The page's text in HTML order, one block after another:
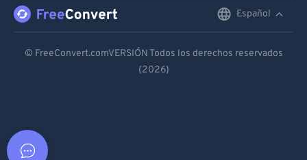
Español
Español
© FreeConvert.comVERSIÓN Todos los derechos reservados
(2026)